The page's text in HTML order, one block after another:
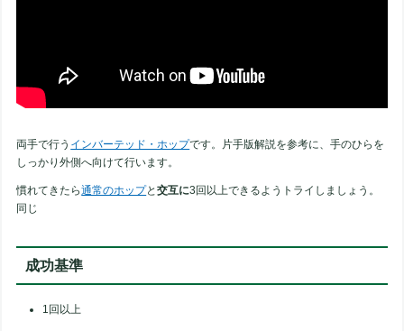
両手で行う インバーテッド・ホップです。片手版解説を参考に、手のひらを
しっかり外側へ向けて行います。
慣れてきたら通常のホップと交互に3回以上できるようトライしましょう。
同じ
成功基準
1回以上